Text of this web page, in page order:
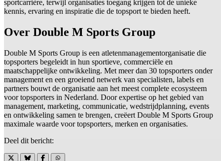
sportcarrière, terwijl organisaties toegang krijgen tot de unieke
kennis, ervaring en inspiratie die de topsport te bieden heeft.
Over Double M Sports Group
Double M Sports Group is een atletenmanagementorganisatie die
topsporters begeleidt in hun sportieve, commerciële en
maatschappelijke ontwikkeling. Met meer dan 30 topsporters onder
management en een groeiend netwerk van specialisten, labels en
partners bouwt de organisatie aan het meest complete ecosysteem
voor topsporters in Nederland. Door expertise op het gebied van
management, marketing, communicatie, wedstrijdplanning, events
en ontwikkeling samen te brengen, creëert Double M Sports Group
maximale waarde voor topsporters, merken en organisaties.
Deel dit bericht: